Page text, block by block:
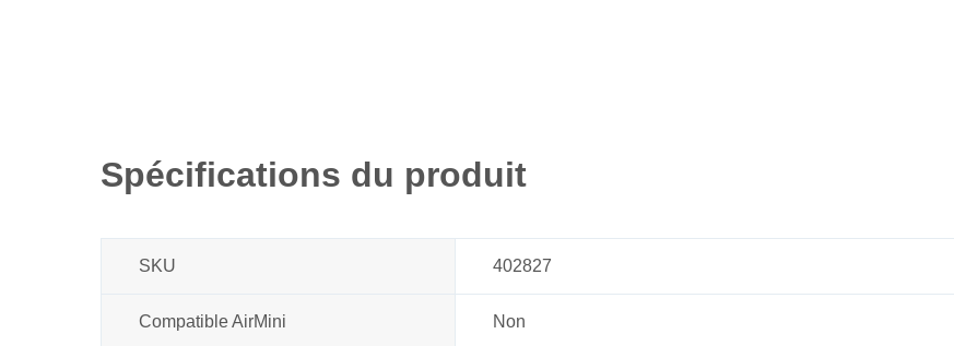
Spécifications du produit
SKU 402827
Compatible AirMini Non